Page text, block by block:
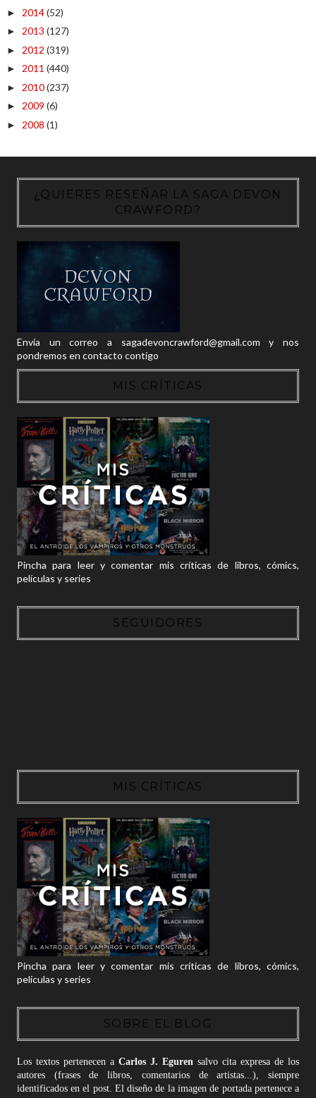
► 2014(52)
► 2013 (127)
► 2012 (319)
► 2011 (440)
► 2010(237)
► 2009 (6)
► 2008 (1)
¿QUIERES RESEÑAR LA SAGA DEVON
CRAWFORD?
Envía un correo a sagadevoncrawford@gmail.com y nos
pondremos en contacto contigo
MIS CRÍTICAS
Pincha para leer y comentar mis críticas de libros, cómics,
películas y series
SEGUIDORES
MIS CRÍTICAS
Pincha para leer y comentar mis críticas de libros, cómics,
películas y series
SOBRE EL BLOG
Los textos pertenecen a Carlos J. Egurensalvo cita expresa de los
autores (frases de libros, comentarios de artistas...), siempre
identificados en el post. El diseño de la imagen de portada pertenece a